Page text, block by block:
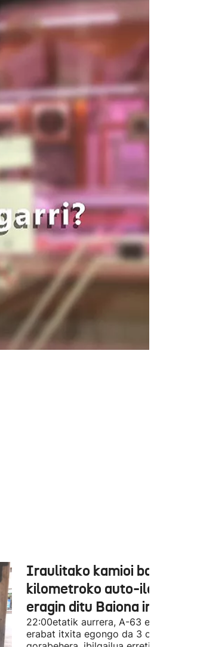
Iraulitako kamioi batek 31
kilometroko auto-ilarak
eragin ditu Baiona inguruan
22:00etatik aurrera, A-63 errepidea
erabat itxita egongo da 3 orduz,